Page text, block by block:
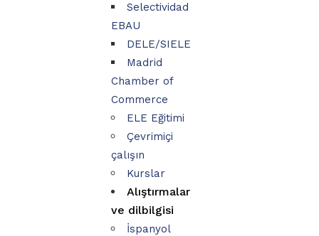
Selectividad
EBAU
DELE/SIELE
Madrid
Chamber of
Commerce
ELE Eğitimi
Çevrimiçi
çalışın
Kurslar
Alıştırmalar
ve dilbilgisi
İspanyol